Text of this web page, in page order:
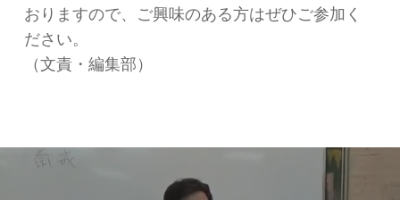
おりますので、ご興味のある方はぜひご参加く
ださい。
（文責・編集部）